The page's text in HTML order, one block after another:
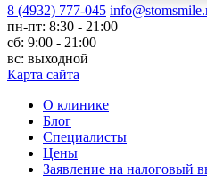
8 (4932) 777-045
пн-пт: 8:30 - 21:00
сб: 9:00 - 21:00
вс: выходной
Карта сайта
О клинике
Блог
Специалисты
Цены
Заявление на налоговый